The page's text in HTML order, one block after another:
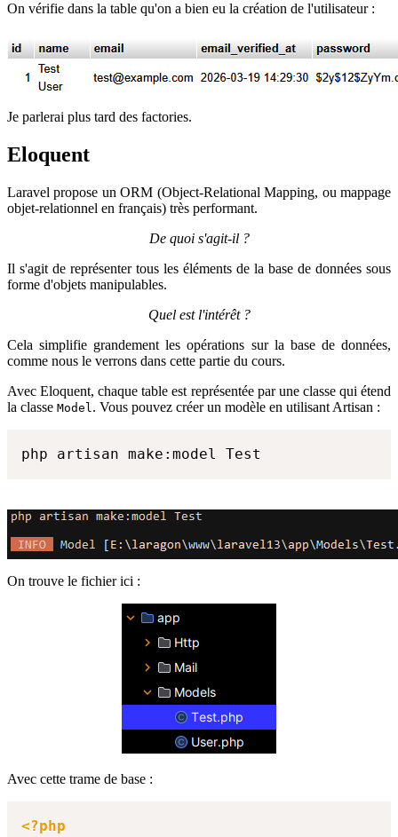
On vérifie dans la table qu'on a bien eu la création de l'utilisateur :
Je parlerai plus tard des factories.
Eloquent
Laravel propose un ORM (Object-Relational Mapping, ou mappage
objet-relationnel en français) très performant.
De quoi s'agit-il ?
Il s'agit de représenter tous les éléments de la base de données sous
forme d'objets manipulables.
Quel est l'intérêt ?
Cela simplifie grandement les opérations sur la base de données,
comme nous le verrons dans cette partie du cours.
Avec Eloquent, chaque table est représentée par une classe qui étend
la classe Model . Vous pouvez créer un modèle en utilisant Artisan :
php artisan make:model Test
On trouve le fichier ici :
Avec cette trame de base :
<?php